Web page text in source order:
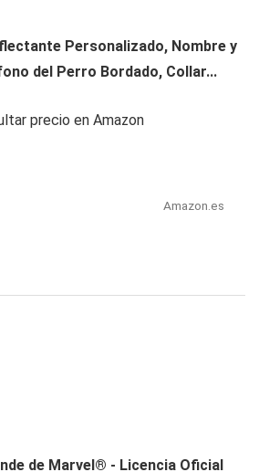
Personalizado, Nombre y
del Perro Bordado, Collar...
precio en Amazon
Amazon.es
de Marvel® - Licencia Oficial